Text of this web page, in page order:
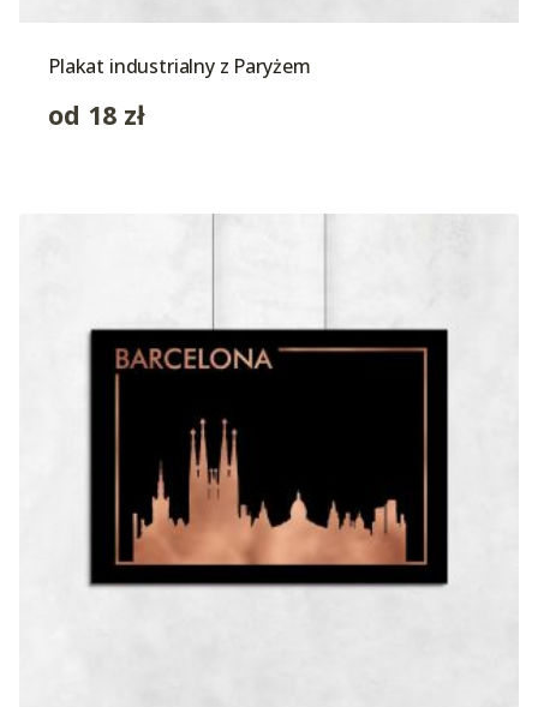
Plakat industrialny z Paryżem
od 18 zł